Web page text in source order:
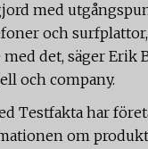
med
och
det, säger Erik
och company.
Testfakta har
om